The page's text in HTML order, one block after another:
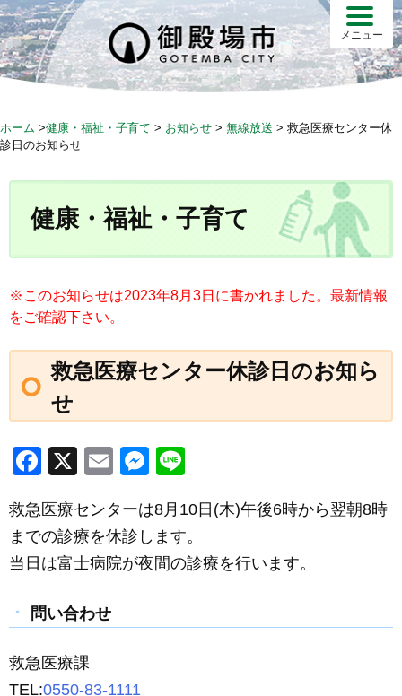
S
k
i
p
c
メニュー
ホーム >健康・福祉・子育て > お知らせ > 無線放送 > 救急医療センター休
診日のお知らせ
健康・福祉・子育て
※このお知らせは2023年8月3日に書かれました。最新情報
をご確認下さい。
救急医療センター休診日のお知ら
せ
F
c
e
b
o
o
k
X
E
ail
M
ss
e
n
er
e
救急医療センターは8月10日(木)午後6時から翌朝8時
までの診療を休診します。
当日は富士病院が夜間の診療を行います。
問い合わせ
救急医療課
TEL:0550-83-1111